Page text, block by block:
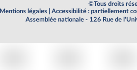
©Tous droits
Mentions légales
Accessibilité : partiellement
Assemblée nationale - 126 Rue de